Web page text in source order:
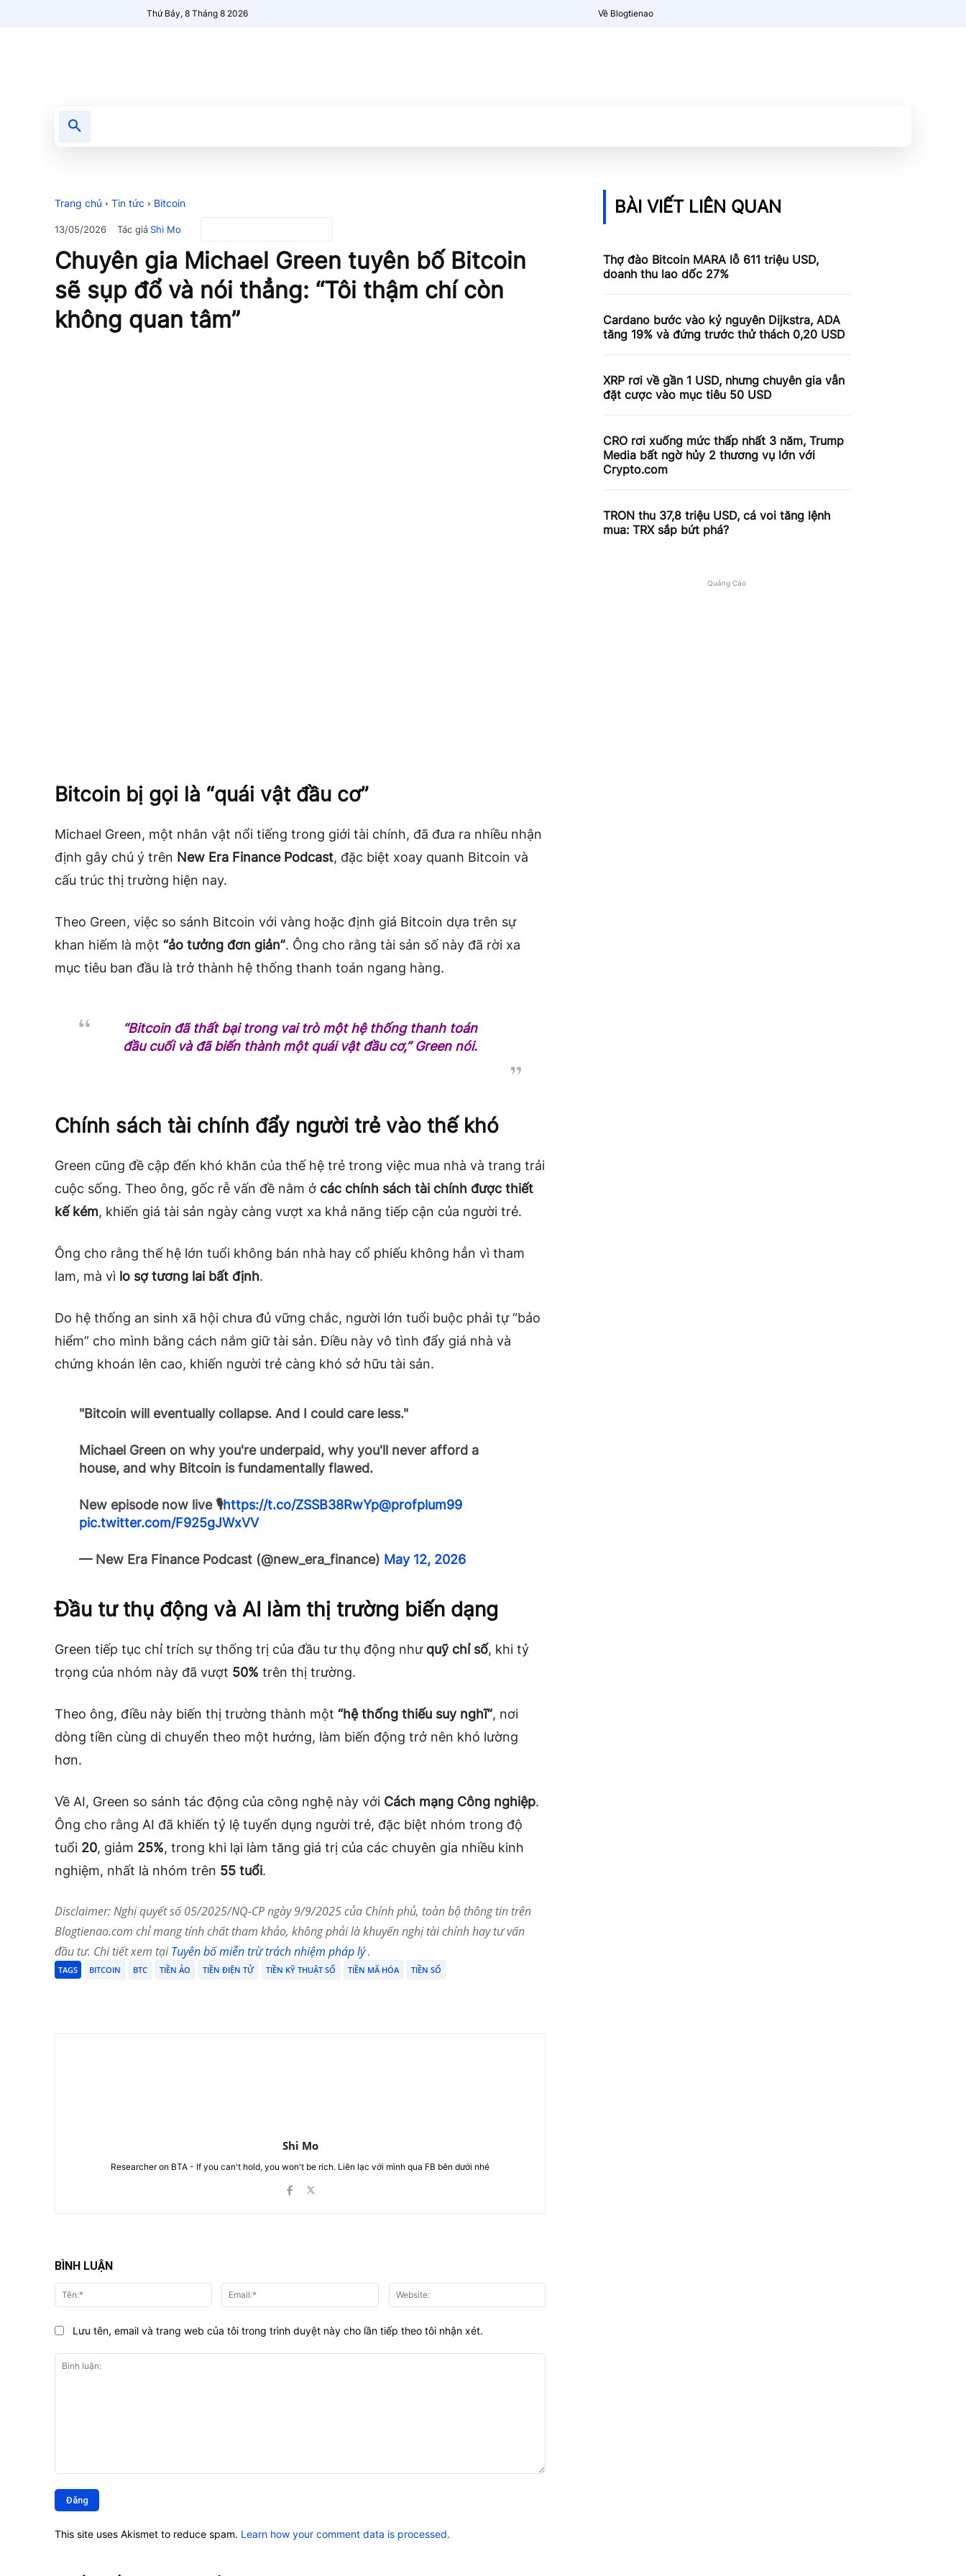
Thứ Bảy, 8 Tháng 8 2026 Về Blogtienao
Trang chủ Tin tức Bitcoin
13/05/2026 Tác giảShi Mo
Chuyên gia Michael Green tuyên bố Bitcoin
sẽ sụp đổ và nói thẳng: “Tôi thậm chí còn
không quan tâm”
Bitcoin bị gọi là “quái vật đầu cơ”
Michael Green, một nhân vật nổi tiếng trong giới tài chính, đã đưa ra nhiều nhận
định gây chú ý trên New Era Finance Podcast, đặc biệt xoay quanh Bitcoin và
cấu trúc thị trường hiện nay.
Theo Green, việc so sánh Bitcoin với vàng hoặc định giá Bitcoin dựa trên sự
khan hiếm là một “ảo tưởng đơn giản”. Ông cho rằng tài sản số này đã rời xa
mục tiêu ban đầu là trở thành hệ thống thanh toán ngang hàng.
“Bitcoin đã thất bại trong vai trò một hệ thống thanh toán
đầu cuối và đã biến thành một quái vật đầu cơ,”Green nói.
Chính sách tài chính đẩy người trẻ vào thế khó
Green cũng đề cập đến khó khăn của thế hệ trẻ trong việc mua nhà và trang trải
cuộc sống. Theo ông, gốc rễ vấn đề nằm ở các chính sách tài chính được thiết
kế kém, khiến giá tài sản ngày càng vượt xa khả năng tiếp cận của người trẻ.
Ông cho rằng thế hệ lớn tuổi không bán nhà hay cổ phiếu không hẳn vì tham
lam, mà vì lo sợ tương lai bất định.
Do hệ thống an sinh xã hội chưa đủ vững chắc, người lớn tuổi buộc phải tự “bảo
hiểm” cho mình bằng cách nắm giữ tài sản. Điều này vô tình đẩy giá nhà và
chứng khoán lên cao, khiến người trẻ càng khó sở hữu tài sản.
"Bitcoin will eventually collapse. And I could care less."
Michael Green on why you're underpaid, why you'll never afford a
house, and why Bitcoin is fundamentally flawed.
New episode now live 🎙️https://t.co/ZSSB38RwYp@profplum99
pic.twitter.com/F925gJWxVV
— New Era Finance Podcast (@new_era_finance) May 12, 2026
Đầu tư thụ động và AI làm thị trường biến dạng
Green tiếp tục chỉ trích sự thống trị của đầu tư thụ động như quỹ chỉ số, khi tỷ
trọng của nhóm này đã vượt 50% trên thị trường.
Theo ông, điều này biến thị trường thành một “hệ thống thiếu suy nghĩ”, nơi
dòng tiền cùng di chuyển theo một hướng, làm biến động trở nên khó lường
hơn.
Về AI, Green so sánh tác động của công nghệ này với Cách mạng Công nghiệp.
Ông cho rằng AI đã khiến tỷ lệ tuyển dụng người trẻ, đặc biệt nhóm trong độ
tuổi 20, giảm 25%, trong khi lại làm tăng giá trị của các chuyên gia nhiều kinh
nghiệm, nhất là nhóm trên 55 tuổi.
Disclaimer: Nghị quyết số 05/2025/NQ-CP ngày 9/9/2025 của Chính phủ, toàn bộ thông tin trên
Blogtienao.com chỉ mang tính chất tham khảo, không phải là khuyến nghị tài chính hay tư vấn
đầu tư. Chi tiết xem tạiTuyên bố miễn trừ trách nhiệm pháp lý.
TAGS BITCOIN BTC TIỀN ẢO TIỀN ĐIỆN TỬ TIỀN KỸ THUẬT SỐ TIỀN MÃ HÓA TIỀN SỐ
Shi Mo
Researcher on BTA - If you can't hold, you won't be rich. Liên lạc với mình qua FB bên dưới nhé
BÌNH LUẬN
luận:
Tên:* Email:*
Lưu tên, email và trang web của tôi trong trình duyệt này cho lần tiếp theo tôi nhận xét.
This site uses Akismet to reduce spam. Learn how your comment data is processed.
BÀI VIẾT LIÊN QUAN
Thợ đào Bitcoin MARA lỗ 611 triệu USD,
doanh thu lao dốc 27%
Cardano bước vào kỷ nguyên Dijkstra, ADA
tăng 19% và đứng trước thử thách 0,20 USD
XRP rơi về gần 1 USD, nhưng chuyên gia vẫn
đặt cược vào mục tiêu 50 USD
CRO rơi xuống mức thấp nhất 3 năm, Trump
Media bất ngờ hủy 2 thương vụ lớn với
Crypto.com
TRON thu 37,8 triệu USD, cá voi tăng lệnh
mua: TRX sắp bứt phá?
Quảng Cáo